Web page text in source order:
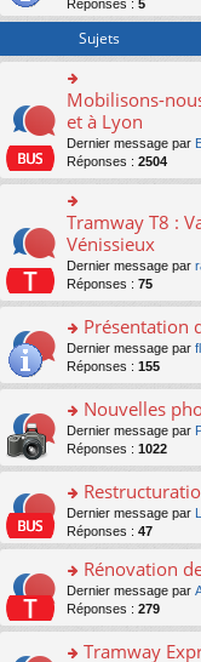
er
s
s
a
g
e
n
o
n
lu
le
pl
u
s
ré
c
e
Réponses : 5
Sujets
o
n
ult
er
le
m
s
s
a
g
n
o
n
lu
le
pl
u
c
e
nt
Mobilisons-
et à Lyon
Dernier message par
Réponses : 2504
o
n
ult
er
le
m
e
s
s
a
g
e
n
o
n
lu
le
pl
u
s
ré
nt
Tramway T8 :
Vénissieux
Dernier message par
Réponses : 75
o
n
s
ult
er
le
m
e
s
s
a
g
e
n
o
le
Présentation
Dernier message par
Réponses : 155
o
n
s
ult
er
le
m
s
s
a
g
e
Nouvelles
Dernier message par
Réponses : 1022
o
n
s
ult
er
le
s
Dernier message par
Réponses : 47
o
n
s
ult
Rénovation
Dernier message par
Réponses : 279
Tramway